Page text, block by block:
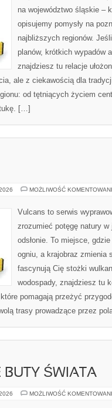
na województwo śląskie –
opisujemy pomysły na
najbliższych regionów.
planów, krótkich wypadów
znajdziesz tu relacje
ale z ciekawością dla
od tętniących życiem
[…]
MOŻLIWOŚĆ
Vulcans to serwis
zrozumieć potęgę natury w
odsłonie. To miejsce,
ogniu, a krajobraz zmienia
fascynują Cię stożki
wodospady, znajdziesz tu
pomagają przeżyć
trasy prowadzące przez
BUTY ŚWIATA
MOŻLIWOŚĆ